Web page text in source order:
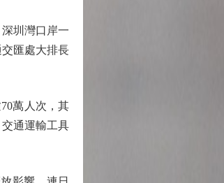
圳灣口岸一
匯處大排長
萬人次，其
通運輸工具